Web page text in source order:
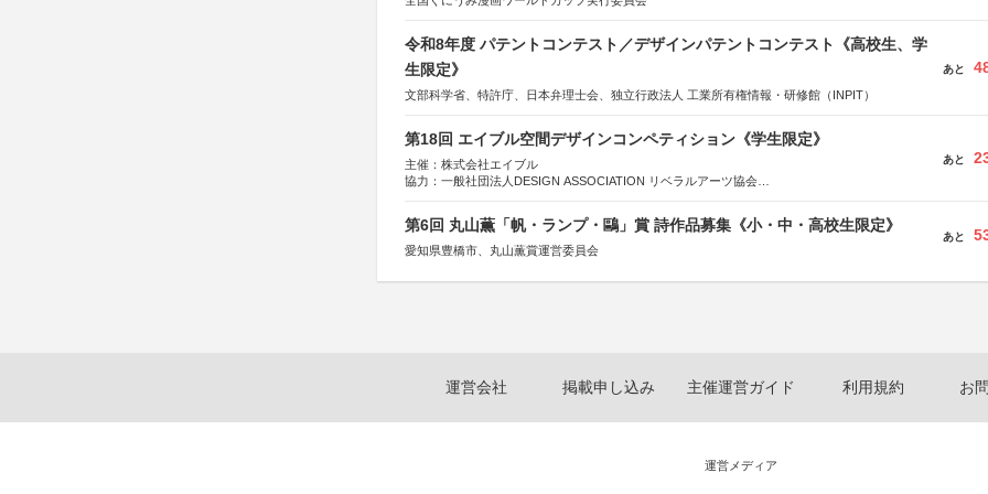
令和8年度 パテントコンテスト／デザインパテントコンテスト《高校生、学
生限定》
文部科学省、特許庁、日本弁理士会、独立行政法人 工業所有権情報・研修館（INPIT）
あと
第18回 エイブル空間デザインコンペティション《学生限定》
主催：株式会社エイブル
協力：一般社団法人DESIGN ASSOCIATION リベラルアーツ協会
あと
第6回 丸山薫「帆・ランプ・鷗」賞 詩作品募集《小・中・高校生限定》
愛知県豊橋市、丸山薫賞運営委員会
あと
運営会社 掲載申し込み 主催運営ガイド 利用規約 お
運営メディア